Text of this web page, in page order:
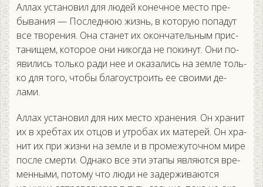
Ал­лах ус­та­новил для лю­дей ко­неч­ное мес­то пре­
быва­ния — Пос­леднюю жизнь, в ко­торую по­падут
все тво­рения. Она ста­нет их окон­ча­тель­ным прис­
та­нищем, ко­торое они ни­ког­да не по­кинут. Они по­
яви­лись толь­ко ра­ди нее и ока­зались на зем­ле толь­
ко для то­го, что­бы бла­го­ус­тро­ить ее сво­ими де­
лами.
Ал­лах ус­та­новил для них мес­то хра­нения. Он хра­нит
их в хреб­тах их от­цов и ут­ро­бах их ма­терей. Он хра­
нит их при жиз­ни на зем­ле и в про­межу­точ­ном ми­ре
пос­ле смер­ти. Од­на­ко все эти эта­пы яв­ля­ют­ся вре­
мен­ны­ми, по­тому что лю­ди не за­дер­жи­ва­ют­ся